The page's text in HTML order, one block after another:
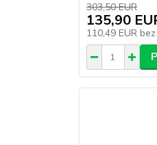
303,50 EUR
135,90
110,49 EUR